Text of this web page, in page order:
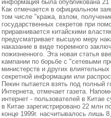
информация была опубликована
Как отмечается в официальном
том числе "кража, взлом,
государственных секретов при
приравнивается китайскими
предусматривает высшую меру
наказание в виде тюремного
пожизненного. Эта новая статья
кампании по борьбе с "сетевыми
министерств и других
секретной информации или
Пекин пытается взять под полный
Интернета, отмечает газета.
интернет - пользователей в Китае
в Китае зарегистрировано 22 млн
конце 1999г. насчитывалось лишь